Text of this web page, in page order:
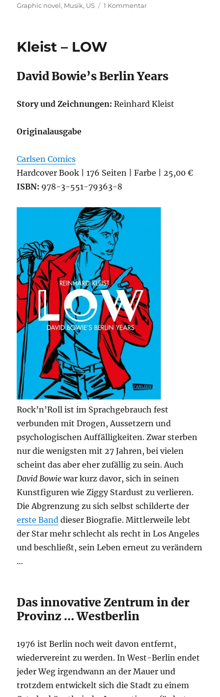
Graphic novel, Musik, US 1 Kommentarzu
Kleist – LOW
David Bowie’s Berlin Years
Story und Zeichnungen:Reinhard Kleist
Originalausgabe
Carlsen Comics
Hardcover Book | 176 Seiten | Farbe | 25,00 €
ISBN: 978-3-551-79363-8
Rock’n’Roll ist im Sprachgebrauch fest
verbunden mit Drogen, Aussetzern und
psychologischen Auffälligkeiten. Zwar sterben
nur die wenigsten mit 27 Jahren, bei vielen
scheint das aber eher zufällig zu sein. Auch
David Bowie war kurz davor, sich in seinen
Kunstfiguren wie Ziggy Stardust zu verlieren.
Die Abgrenzung zu sich selbst schilderte der
erste Band dieser Biografie. Mittlerweile lebt
der Star mehr schlecht als recht in Los Angeles
und beschließt, sein Leben erneut zu verändern
…
Das innovative Zentrum in der
Provinz … Westberlin
1976 ist Berlin noch weit davon entfernt,
wiedervereint zu werden. In West-Berlin endet
jeder Weg irgendwann an der Mauer und
trotzdem entwickelt sich die Stadt zu einem